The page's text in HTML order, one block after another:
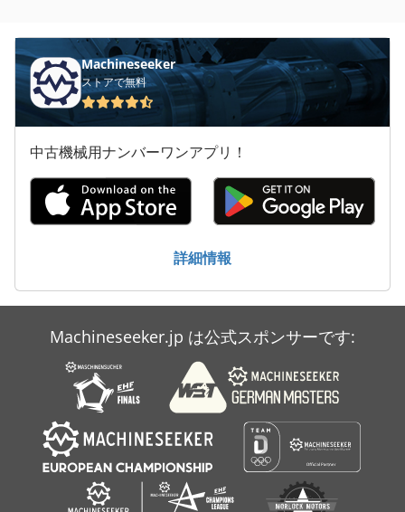
Machineseeker
ストアで無料
中古機械用ナンバーワンアプリ！
詳細情報
Machineseeker.jp は公式スポンサーです: